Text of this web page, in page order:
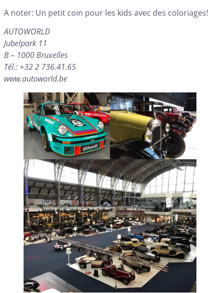
A noter: Un petit coin pour les kids avec des coloriages!
AUTOWORLD
Jubelpark 11
B – 1000 Bruxelles
Tél.: +32 2 736.41.65
www.autoworld.be